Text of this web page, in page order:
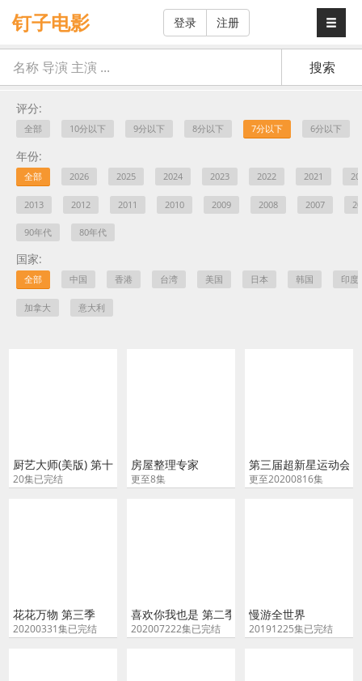
钉子电影 登录 注册
评分:
全部 10分以下 9分以下 8分以下 7分以下 6分以下
年份:
全部 2026 2025 2024 2023 2022 2021
2013 2012 2011 2010 2009 2008 2007
90年代 80年代
国家:
全部 中国 香港 台湾 美国 日本 韩国 印度
加拿大 意大利
厨艺大师(美版) 第十三季
20集已完结
房屋整理专家
更至8集
第三届超新星运动会
更至20200816集
花花万物 第三季
20200331集已完结
喜欢你我也是 第二季
202007222集已完结
慢游全世界
20191225集已完结